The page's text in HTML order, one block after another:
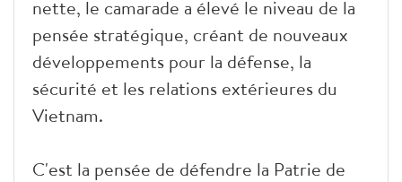
nette, le camarade a élevé le niveau de la
pensée stratégique, créant de nouveaux
développements pour la défense, la
sécurité et les relations extérieures du
Vietnam.
C'est la pensée de défendre la Patrie de